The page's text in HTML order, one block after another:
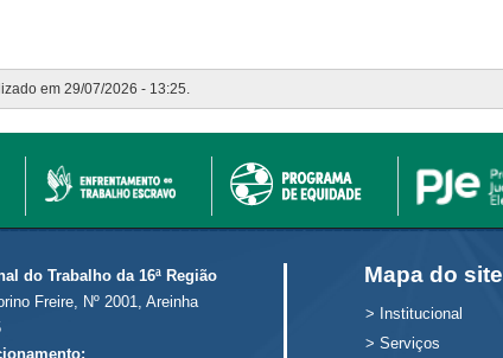
em 29/07/2026 - 13:25.
do Trabalho da 16ª Região
Freire, Nº 2001, Areinha
Mapa do site
> Institucional
> Serviços